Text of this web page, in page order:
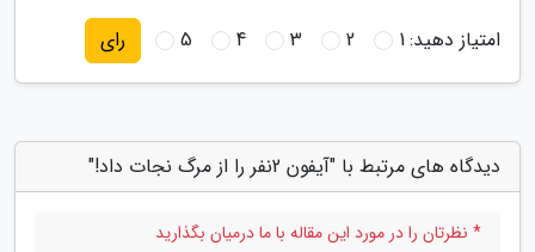
امتیاز دهید:1
2
3
4
5 رای
دیدگاه های مرتبط با "آیفون 2نفر را از مرگ نجات داد!"
* نظرتان را در مورد این مقاله با ما درمیان بگذارید